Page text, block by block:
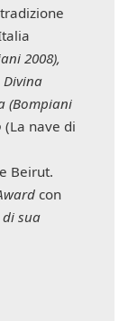
2008),
(Bompiani
(La nave di
Beirut.
con
di sua